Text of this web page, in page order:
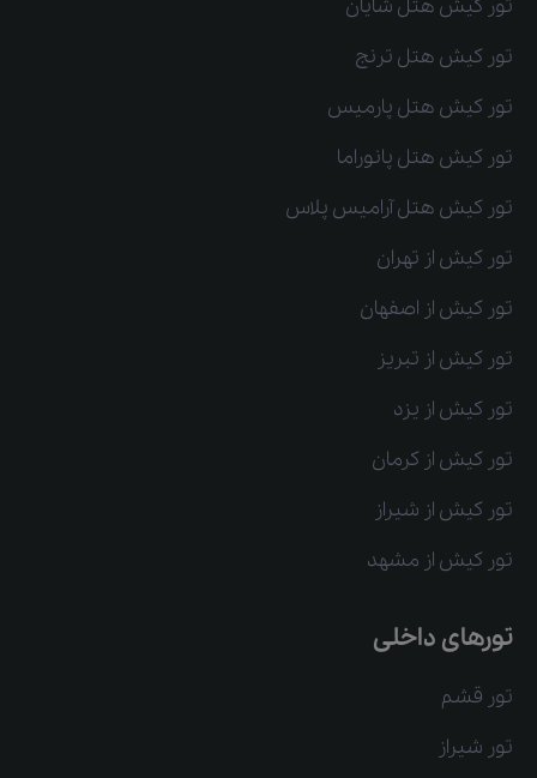
تور کیش هتل شایان
تور کیش هتل ترنج
تور کیش هتل پارمیس
تور کیش هتل پانوراما
تور کیش هتل آرامیس پلاس
تور کیش از تهران
تور کیش از اصفهان
تور کیش از تبریز
تور کیش از یزد
تور کیش از کرمان
تور کیش از شیراز
تور کیش از مشهد
تورهای داخلی
تور قشم
تور شیراز